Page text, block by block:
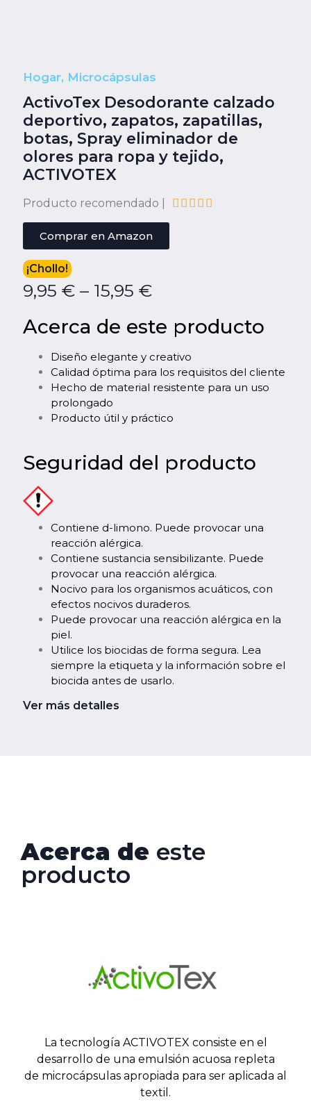
Hogar, Microcápsulas
ActivoTex Desodorante calzado
deportivo, zapatos, zapatillas,
botas, Spray eliminador de
olores para ropa y tejido,
ACTIVOTEX
Producto recomendado |     
Comprar en Amazon
¡Chollo!
9,95 € – 15,95 €
Acerca de este producto
Diseño elegante y creativo
Calidad óptima para los requisitos del cliente
Hecho de material resistente para un uso
prolongado
Producto útil y práctico
Seguridad del producto
Contiene d-limono. Puede provocar una
reacción alérgica.
Contiene sustancia sensibilizante. Puede
provocar una reacción alérgica.
Nocivo para los organismos acuáticos, con
efectos nocivos duraderos.
Puede provocar una reacción alérgica en la
piel.
Utilice los biocidas de forma segura. Lea
siempre la etiqueta y la información sobre el
biocida antes de usarlo.
Ver más detalles
Acerca de este
producto
La tecnología ACTIVOTEX consiste en el
desarrollo de una emulsión acuosa repleta
de microcápsulas apropiada para ser aplicada al
textil.